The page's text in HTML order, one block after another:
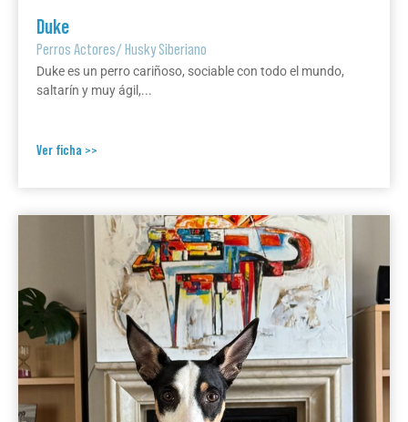
Duke
Perros Actores/Husky Siberiano
Duke es un perro cariñoso, sociable con todo el mundo,
saltarín y muy ágil,...
Ver ficha >>